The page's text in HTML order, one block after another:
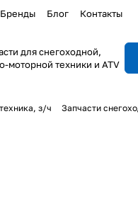
Бренды Блог Контакты
для снегоходной,
моторной техники и ATV
з/ч Запчасти